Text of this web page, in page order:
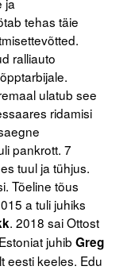
tehas täie
ralliauto
ulatub see
ridamisi
pankrott. 7
tuul ja tühjus.
Tõeline tõus
a tuli juhiks
. 2018 sai Ottost
juhib Greg
eesti keeles. Edu